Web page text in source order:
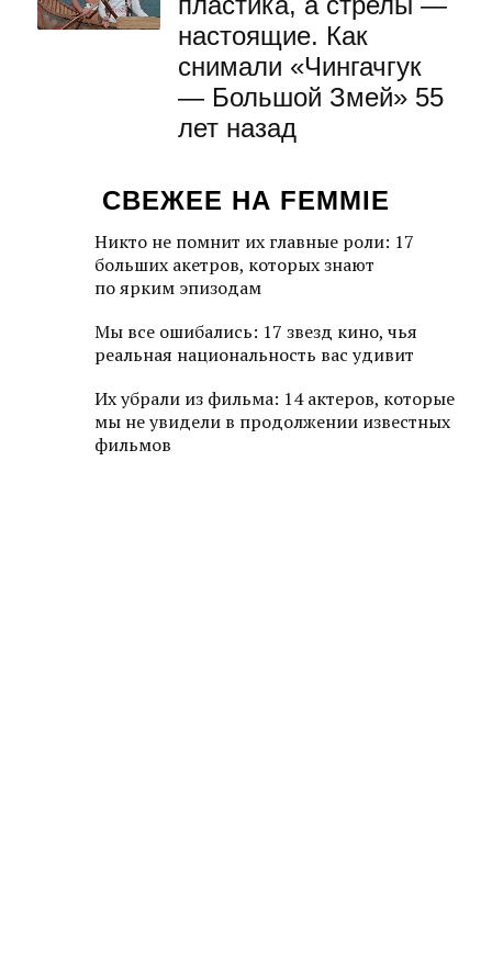
настоящие. Как
снимали «Чингачгук
— Большой Змей» 55
лет назад
СВЕЖЕЕ НА FEMMIE
Никто не помнит их главные роли: 17
больших акетров, которых знают
по ярким эпизодам
Мы все ошибались: 17 звезд кино, чья
реальная национальность вас удивит
Их убрали из фильма: 14 актеров, которые
мы не увидели в продолжении известных
фильмов